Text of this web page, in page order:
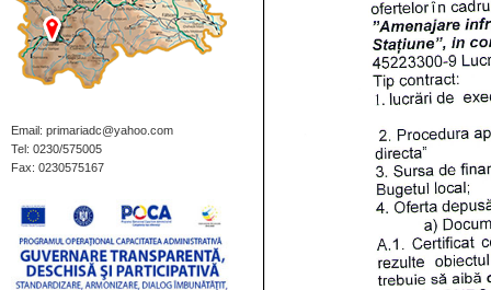
Email: primariadc@yahoo.com
Tel: 0230/575005
Fax: 0230575167